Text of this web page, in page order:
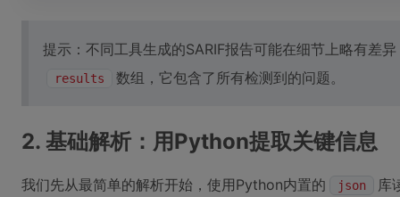
提示：不同工具生成的SARIF报告可能在细节上略有差
results 数组，它包含了所有检测到的问题。
2. 基础解析：用Python提取关键信息
我们先从最简单的解析开始，使用Python内置的 json 库